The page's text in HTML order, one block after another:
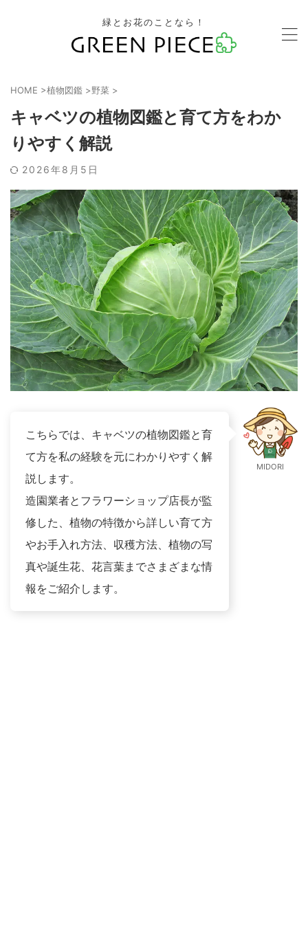
緑とお花のことなら！
HOME >植物図鑑 >野菜 >
キャベツの植物図鑑と育て方をわか
りやすく解説
2026年8月5日
こちらでは、キャベツの植物図鑑と育
て方を私の経験を元にわかりやすく解
説します。
造園業者とフラワーショップ店長が監
修した、植物の特徴から詳しい育て方
やお手入れ方法、収穫方法、植物の写
真や誕生花、花言葉までさまざまな情
報をご紹介します。
MIDORI